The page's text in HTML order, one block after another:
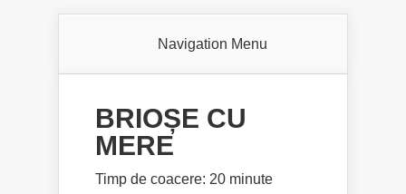
Navigation Menu
BRIOȘE CU
MERE
Timp de coacere: 20 minute